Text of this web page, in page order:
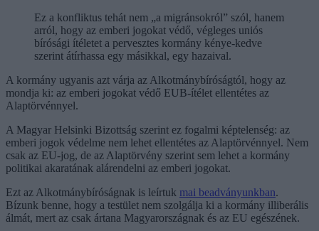
Ez a konfliktus tehát nem „a migránsokról” szól, hanem
arról, hogy az emberi jogokat védő, végleges uniós
bírósági ítéletet a pervesztes kormány kénye-kedve
szerint átírhassa egy másikkal, egy hazaival.
A kormány ugyanis azt várja az Alkotmánybíróságtól, hogy az
mondja ki: az emberi jogokat védő EUB-ítélet ellentétes az
Alaptörvénnyel.
A Magyar Helsinki Bizottság szerint ez fogalmi képtelenség: az
emberi jogok védelme nem lehet ellentétes az Alaptörvénnyel. Nem
csak az EU-jog, de az Alaptörvény szerint sem lehet a kormány
politikai akaratának alárendelni az emberi jogokat.
Ezt az Alkotmánybíróságnak is leírtuk mai beadványunkban.
Bízunk benne, hogy a testület nem szolgálja ki a kormány illiberális
álmát, mert az csak ártana Magyarországnak és az EU egészének.